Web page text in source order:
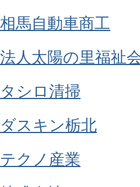
馬自動車商工
人太陽の里福祉
シロ清掃
スキン栃北
クノ産業